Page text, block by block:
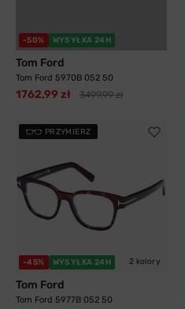
-50% WYSYŁKA 24H
Tom Ford
Tom Ford 5970B 052 50
1762,99 zł 3499,99 zł
PRZYMIERZ
-45% WYSYŁKA 24H 2 kolory
Tom Ford
Tom Ford 5977B 052 50